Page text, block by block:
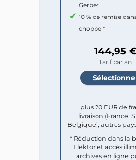
Gerber
10 % de remise
choppe *
144,95
Tarif par an
plus 20 EUR de
livraison (France,
Belgique), autres
* Réduction dans la
Elektor et accès
archives en ligne